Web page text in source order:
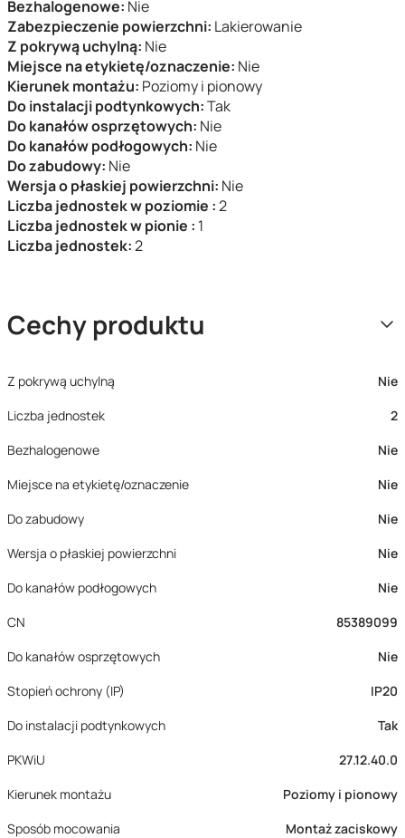
Bezhalogenowe: Nie
Zabezpieczenie powierzchni: Lakierowanie
Z pokrywą uchylną: Nie
Miejsce na etykietę/oznaczenie: Nie
Kierunek montażu: Poziomy i pionowy
Do instalacji podtynkowych:Tak
Do kanałów osprzętowych: Nie
Do kanałów podłogowych: Nie
Do zabudowy: Nie
Wersja o płaskiej powierzchni: Nie
Liczba jednostek w poziomie :2
Liczba jednostek w pionie : 1
Liczba jednostek:2
Cechy produktu
Z pokrywą uchylną
Nie
Liczba jednostek
2
Bezhalogenowe
Nie
Miejsce na etykietę/oznaczenie
Nie
Do zabudowy
Nie
Wersja o płaskiej powierzchni
Nie
Do kanałów podłogowych
Nie
CN
85389099
Do kanałów osprzętowych
Nie
Stopień ochrony (IP)
IP20
Do instalacji podtynkowych
Tak
PKWiU
27.12.40.0
Kierunek montażu
Poziomy i pionowy
Sposób mocowania
Montaż zaciskowy